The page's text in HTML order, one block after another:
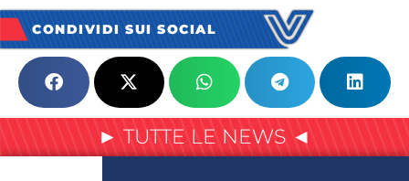
CONDIVIDI SUI SOCIAL
► TUTTE LE NEWS ◄